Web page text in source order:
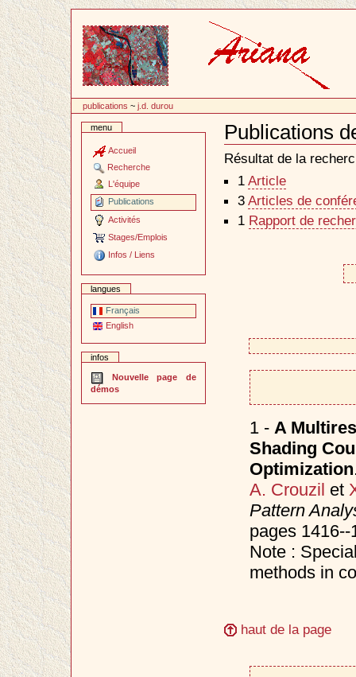
contenu
publications ~j.d. durou
menu
Accueil
Recherche
L'équipe
Publications
Activités
Stages/Emplois
Infos / Liens
langues
Français
English
infos
Nouvelle page de
démos
Publications
Document
Actions
Résultat de la
1 Article
3 Articles de
1 Rapport de
1 - A
Shading
Optimization
A. Crouzil et
Pattern
pages
Note :
methods in
haut de la page